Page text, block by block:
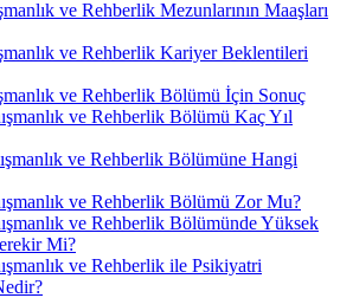
ve Rehberlik Mezunlarının Maaşları
ve Rehberlik Kariyer Beklentileri
ve Rehberlik Bölümü İçin Sonuç
ve Rehberlik Bölümü Kaç Yıl
ve Rehberlik Bölümüne Hangi
ve Rehberlik Bölümü Zor Mu?
ve Rehberlik Bölümünde Yüksek
Mi?
ve Rehberlik ile Psikiyatri